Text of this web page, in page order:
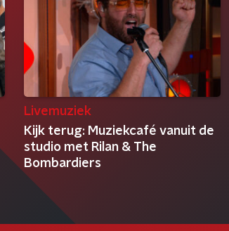
Livemuziek
Kijk terug: Muziekcafé vanuit de
studio met Rilan & The
Bombardiers